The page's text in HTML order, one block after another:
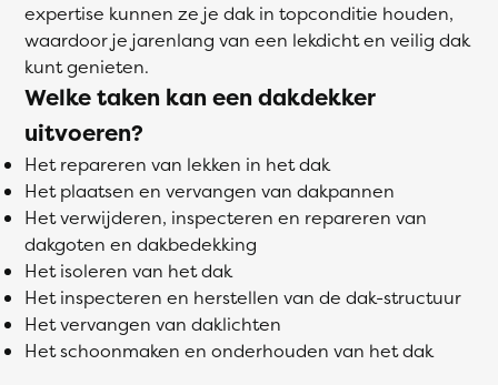
expertise kunnen ze je dak in topconditie houden,
waardoor je jarenlang van een lekdicht en veilig dak
kunt genieten.
Welke taken kan een dakdekker
uitvoeren?
Het repareren van lekken in het dak
Het plaatsen en vervangen van dakpannen
Het verwijderen, inspecteren en repareren van
dakgoten en dakbedekking
Het isoleren van het dak
Het inspecteren en herstellen van de dak-structuur
Het vervangen van daklichten
Het schoonmaken en onderhouden van het dak